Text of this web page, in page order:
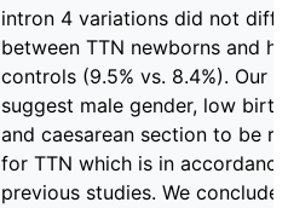
intron 4 variations did not
between TTN newborns and
controls (9.5% vs. 8.4%). Our
suggest male gender, low
and caesarean section to be
for TTN which is in
previous studies. We conclude